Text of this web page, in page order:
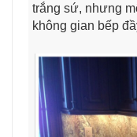
trắng sứ, nhưng
không gian bếp